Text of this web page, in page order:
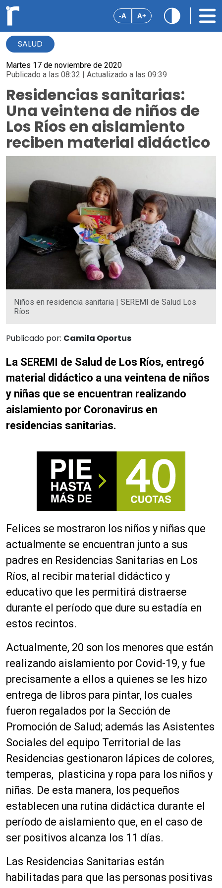
-A A+
SALUD
Martes 17 de noviembre de 2020
Publicado a las 08:32 | Actualizado a las 09:39
Residencias sanitarias:
Una veintena de niños de
Los Ríos en aislamiento
reciben material didáctico
Niños en residencia sanitaria | SEREMI de Salud Los
Ríos
Publicado por: Camila Oportus
La SEREMI de Salud de Los Ríos, entregó
material didáctico a una veintena de niños
y niñas que se encuentran realizando
aislamiento por Coronavirus en
residencias sanitarias.
Felices se mostraron los niños y niñas que
actualmente se encuentran junto a sus
padres en Residencias Sanitarias en Los
Ríos, al recibir material didáctico y
educativo que les permitirá distraerse
durante el período que dure su estadía en
estos recintos.
Actualmente, 20 son los menores que están
realizando aislamiento por Covid-19, y fue
precisamente a ellos a quienes se les hizo
entrega de libros para pintar, los cuales
fueron regalados por la Sección de
Promoción de Salud; además las Asistentes
Sociales del equipo Territorial de las
Residencias gestionaron lápices de colores,
temperas, plasticina y ropa para los niños y
niñas. De esta manera, los pequeños
establecen una rutina didáctica durante el
período de aislamiento que, en el caso de
ser positivos alcanza los 11 días.
Las Residencias Sanitarias están
habilitadas para que las personas positivas